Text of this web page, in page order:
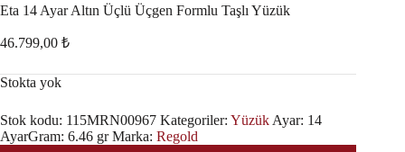
Eta 14 Ayar Altın Üçlü Üçgen Formlu Taşlı Yüzük
46.799,00 ₺
Stokta yok
Stok kodu: 115MRN00967 Kategoriler: Yüzük Ayar: 14
AyarGram: 6.46 gr Marka: Regold